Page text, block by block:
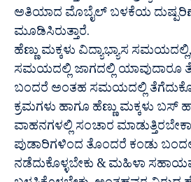
ಅತಿಯಾದ ಮೊಬೈಲ್ ಬಳಕೆಯ
ಮೂಡಿಸಿರುತ್ತಾರೆ.
ಹೆಣ್ಣು ಮಕ್ಕಳು ವಿದ್ಯಾಭ್ಯಾಸ
ಸಮಯದಲ್ಲಿ ಜಾಗದಲ್ಲಿ ಯಾವುದಾರೂ
ಬಂದರೆ ಅಂತಹ ಸಮಯದಲ್ಲಿ
ಕ್ರಮಗಳು ಹಾಗೂ ಹೆಣ್ಣು ಮಕ್ಕಳು ಬಸ್
ವಾಹನಗಳಲ್ಲಿ ಸಂಚಾರ
ಪುಡಾರಿಗಳಿಂದ ತೊಂದರೆ ಕಂಡು
ನಡೆದುಕೊಳ್ಳಬೇಕು & ಮಹಿಳಾ